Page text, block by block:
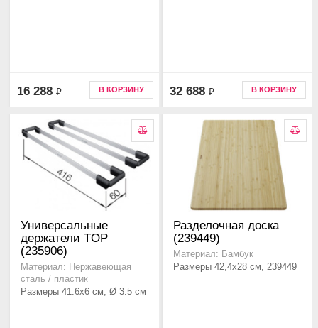
16 288 ₽ В КОРЗИНУ 32 688 ₽ В КОРЗИНУ
Универсальные
держатели TOP
(235906)
Материал: Нержавеющая
сталь / пластик
Размеры 41.6x6 см, Ø 3.5 см
Разделочная доска
(239449)
Материал: Бамбук
Размеры 42,4x28 см, 239449